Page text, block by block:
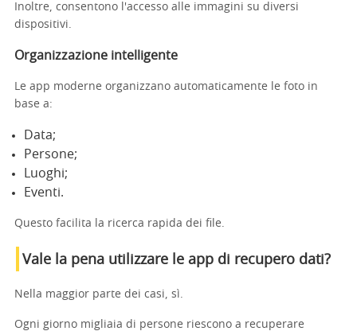
Inoltre, consentono l'accesso alle immagini su diversi
dispositivi.
Organizzazione intelligente
Le app moderne organizzano automaticamente le foto in
base a:
Data;
Persone;
Luoghi;
Eventi.
Questo facilita la ricerca rapida dei file.
Vale la pena utilizzare le app di recupero dati?
Nella maggior parte dei casi, sì.
Ogni giorno migliaia di persone riescono a recuperare